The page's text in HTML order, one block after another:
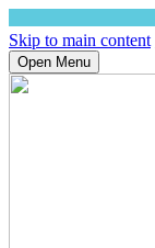
Skip to main content
Open Menu